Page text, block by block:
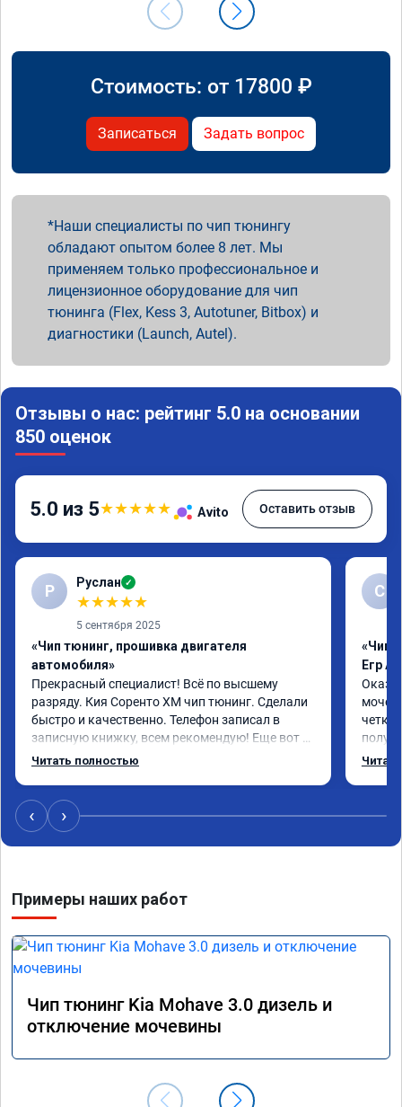
Стоимость: от 17800 ₽
Записаться Задать вопрос
Наши специалисты по чип тюнингу
обладают опытом более 8 лет. Мы
применяем только профессиональное и
лицензионное оборудование для чип
тюнинга (Flex, Kess 3, Autotuner, Bitbox) и
диагностики (Launch, Autel).
Отзывы о нас: рейтинг 5.0 на основании
850 оценок
5.0 из 5★★★★★ Avito Оставить отзыв
Р Руслан ✓
★★★★★
5 сентября 2025
«Чип тюнинг, прошивка двигателя
автомобиля»
Прекрасный специалист! Всё по высшему
разряду. Кия Соренто XM чип тюнинг. Сделали
быстро и качественно. Телефон записал в
записную книжку, всем рекомендую! Еще вот
поеду в ближайшее дни брата Мазду 6 2016 год
Читать полностью
С
«Чип
Егр
четко.
‹ ›
Примеры наших работ
Чип тюнинг Kia Mohave 3.0 дизель и
отключение мочевины